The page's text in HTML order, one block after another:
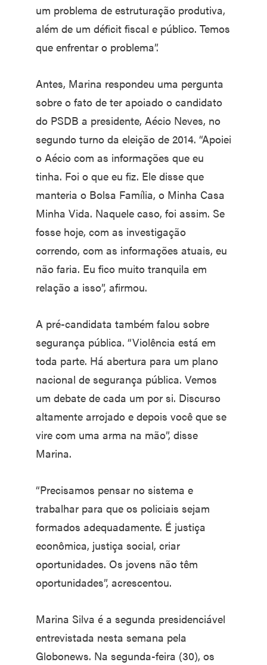
um problema de estruturação produtiva,
além de um déficit fiscal e público. Temos
que enfrentar o problema”.
Antes, Marina respondeu uma pergunta
sobre o fato de ter apoiado o candidato
do PSDB a presidente, Aécio Neves, no
segundo turno da eleição de 2014. “Apoiei
o Aécio com as informações que eu
tinha. Foi o que eu fiz. Ele disse que
manteria o Bolsa Família, o Minha Casa
Minha Vida. Naquele caso, foi assim. Se
fosse hoje, com as investigação
correndo, com as informações atuais, eu
não faria. Eu fico muito tranquila em
relação a isso”, afirmou.
A pré-candidata também falou sobre
segurança pública. “Violência está em
toda parte. Há abertura para um plano
nacional de segurança pública. Vemos
um debate de cada um por si. Discurso
altamente arrojado e depois você que se
vire com uma arma na mão”, disse
Marina.
“Precisamos pensar no sistema e
trabalhar para que os policiais sejam
formados adequadamente. É justiça
econômica, justiça social, criar
oportunidades. Os jovens não têm
oportunidades”, acrescentou.
Marina Silva é a segunda presidenciável
entrevistada nesta semana pela
Globonews. Na segunda-feira (30), os